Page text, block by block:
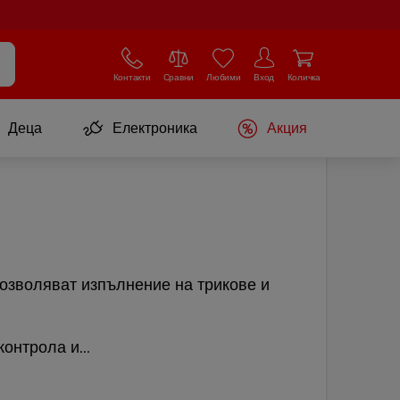
Контакти Сравни Любими Вход Количка
Деца Електроника Акция
изпълнение на трикове и
и...